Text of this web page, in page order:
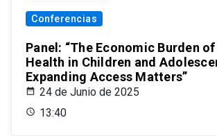
Conferencias
Panel: “The Economic Burden of
Health in Children and
Expanding Access Matters”
24 de Junio de 2025
13:40